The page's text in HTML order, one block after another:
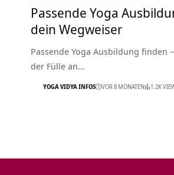
Passende Yoga
dein Wegweiser
Passende Yoga Ausbildung finden
der Fülle an…
YOGA VIDYA INFOS VOR 8 MONATEN 1.2K